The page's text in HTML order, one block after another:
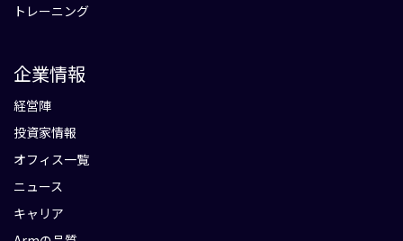
トレーニング
企業情報
経営陣
投資家情報
オフィス一覧
ニュース
キャリア